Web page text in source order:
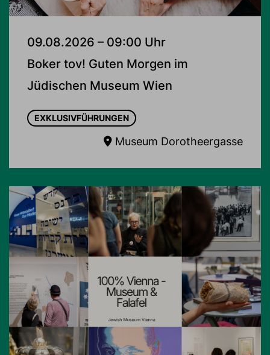
09.08.2026 – 09:00 Uhr
Boker tov! Guten Morgen im
Jüdischen Museum Wien
EXKLUSIVFÜHRUNGEN
Museum Dorotheergasse